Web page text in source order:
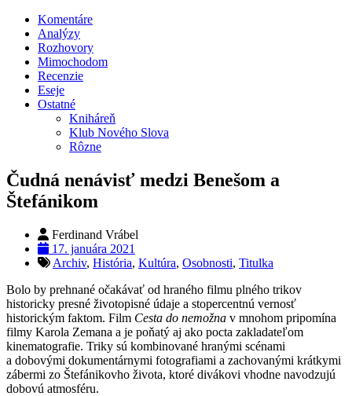
Komentáre
Analýzy
Rozhovory
Mimochodom
Recenzie
Eseje
Ostatné
Kniháreň
Klub Nového Slova
Rôzne
Čudná nenávisť medzi Benešom a
Štefánikom
Ferdinand Vrábel
17. januára 2021
Archiv, História, Kultúra, Osobnosti, Titulka
Bolo by prehnané očakávať od hraného filmu plného trikov
historicky presné životopisné údaje a stopercentnú vernosť
historickým faktom. Film Cesta do nemožna v mnohom pripomína
filmy Karola Zemana a je poňatý aj ako pocta zakladateľom
kinematografie. Triky sú kombinované hranými scénami
a dobovými dokumentárnymi fotografiami a zachovanými krátkymi
zábermi zo Štefánikovho života, ktoré divákovi vhodne navodzujú
dobovú atmosféru.